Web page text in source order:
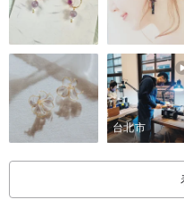
‧本產品含有杏仁，不適合對其
│其他事項│
‧本產品內容物以茶包袋填裝，
‧本產品部分不易以熱水沖開之
有粉末漏出屬正常現象。
台北市